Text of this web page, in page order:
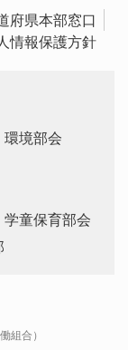
府県本部窓口
情報保護方針
環境部会
学童保育部会
組合）